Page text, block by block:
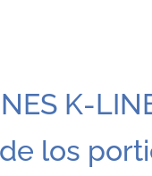
K-
los